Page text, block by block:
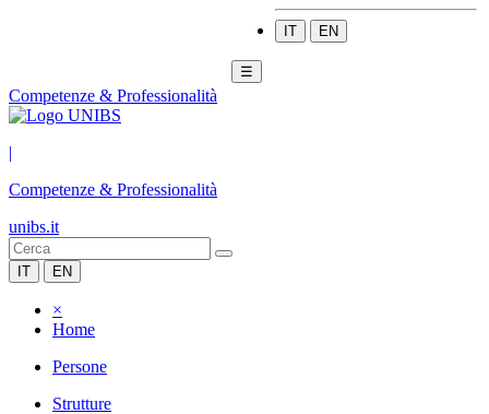
IT EN
☰
Competenze & Professionalità
|
Competenze & Professionalità
unibs.it
IT EN
×
Home
Persone
Strutture